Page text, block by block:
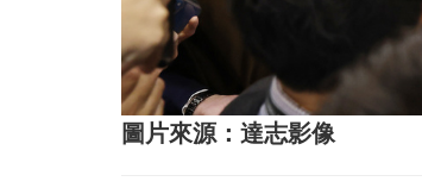
圖片來源：達志影像